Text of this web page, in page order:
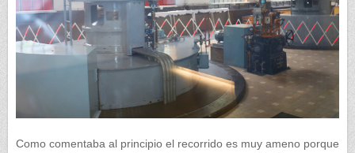
Como comentaba al principio el recorrido es muy ameno porque